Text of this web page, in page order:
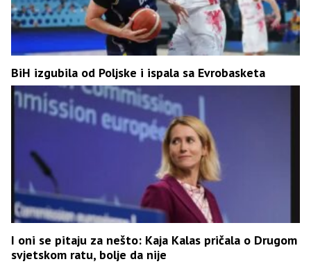
BiH izgubila od Poljske i ispala sa Evrobasketa
I oni se pitaju za nešto: Kaja Kalas pričala o Drugom
svjetskom ratu, bolje da nije